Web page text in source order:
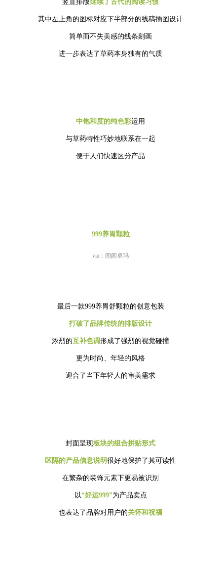
竖直排版延续了古代的阅读习惯
其中左上角的图标对应下半部分的线稿插图设计
简单而不失美感的线条刻画
进一步表达了草药本身独有的气质
中饱和度的纯色彩运用
与草药特性巧妙地联系在一起
便于人们快速区分产品
999养胃颗粒
via：闹闹卓玛
最后一款999养胃舒颗粒的创意包装
打破了品牌传统的排版设计
浓烈的互补色调形成了强烈的视觉碰撞
更为时尚、年轻的风格
迎合了当下年轻人的审美需求
封面呈现板块的组合拼贴形式
区隔的产品信息说明很好地保护了其可读性
在繁杂的装饰元素下更易被识别
以“好运999”为产品卖点
也表达了品牌对用户的关怀和祝福